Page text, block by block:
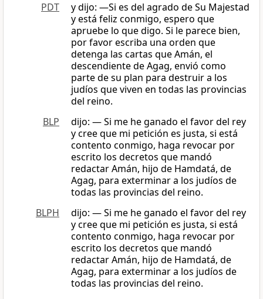
PDT
y dijo: —Si es del agrado de Su Majestad
y está feliz conmigo, espero que
apruebe lo que digo. Si le parece bien,
por favor escriba una orden que
detenga las cartas que Amán, el
descendiente de Agag, envió como
parte de su plan para destruir a los
judíos que viven en todas las provincias
del reino.
BLP
dijo: — Si me he ganado el favor del rey
y cree que mi petición es justa, si está
contento conmigo, haga revocar por
escrito los decretos que mandó
redactar Amán, hijo de Hamdatá, de
Agag, para exterminar a los judíos de
todas las provincias del reino.
BLPH
dijo: — Si me he ganado el favor del rey
y cree que mi petición es justa, si está
contento conmigo, haga revocar por
escrito los decretos que mandó
redactar Amán, hijo de Hamdatá, de
Agag, para exterminar a los judíos de
todas las provincias del reino.